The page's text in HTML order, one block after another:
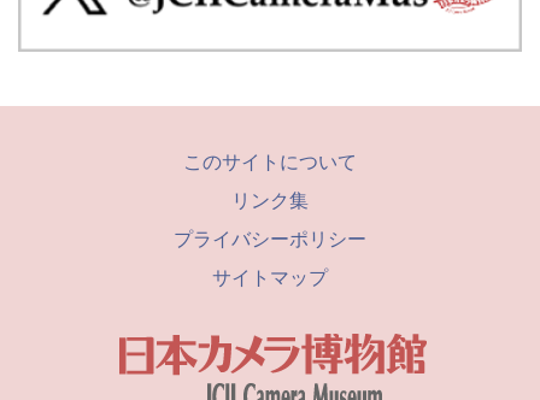
このサイトについて
リンク集
プライバシーポリシー
サイトマップ